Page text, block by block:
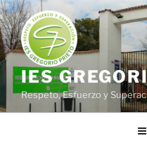
Saltar
al
contenido
IES
Respeto, Esfuerzo y